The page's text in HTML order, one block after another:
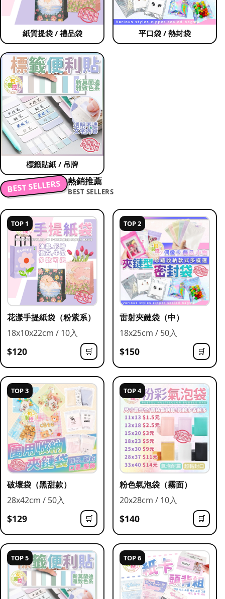
紙質提袋 / 禮品袋 平口袋 / 熱封袋
標籤貼紙 / 吊牌
BEST SELLERS 熱銷推薦
BEST SELLERS
TOP 1
花漾手提紙袋（粉紫系）
18x10x22cm / 10入
$120 🛒
TOP 2
雷射夾鏈袋（中）
18x25cm / 50入
$150 🛒
TOP 3
破壞袋（黑甜款）
28x42cm / 50入
$129 🛒
TOP 4
粉色氣泡袋（霧面）
20x28cm / 10入
$140 🛒
TOP 5 TOP 6